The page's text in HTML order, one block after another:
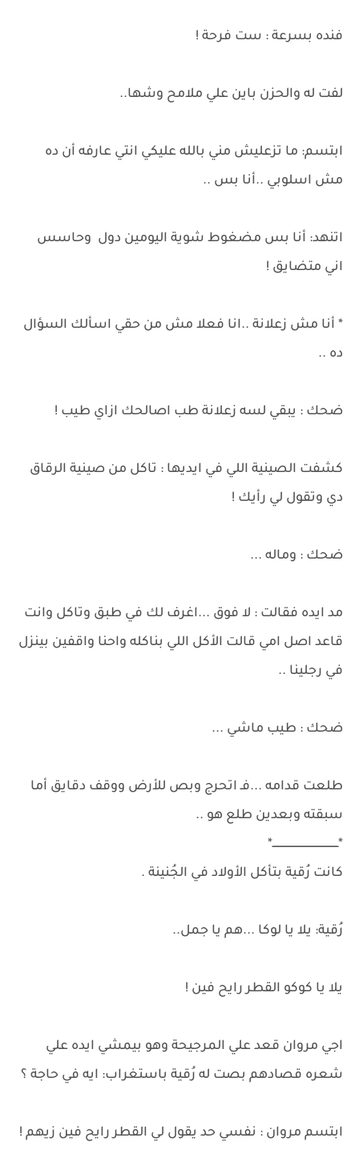
فنده بسرعة : ست فرحة !
لفت له والحزن باين علي ملامح وشها..
ابتسم: ما تزعليش مني بالله عليكي انتي عارفه أن ده
مش اسلوبي ..أنا بس ..
اتنهد: أنا بس مضغوط شوية اليومين دول وحاسس
اني متضايق !
* أنا مش زعلانة ..انا فعلا مش من حقي اسألك السؤال
ده ..
ضحك : يبقي لسه زعلانة طب اصالحك ازاي طيب !
كشفت الصينية اللي في ايديها : تاكل من صينية الرقاق
دي وتقول لي رأيك !
ضحك : وماله ...
مد ايده فقالت : لا فوق ...اغرف لك في طبق وتاكل وانت
قاعد اصل امي قالت الأكل اللي بناكله واحنا واقفين بينزل
في رجلينا ..
ضحك : طيب ماشي ...
طلعت قدامه ...فـ اتحرج وبص للأرض ووقف دقايق أما
سبقته وبعدين طلع هو ..
*ـــــــــــــــــــــــــــــــــــــــــ*
كانت رُقية بتأكل الأولاد في الجُنينة .
رُقية: يلا يا لوكا ...هم يا جمل..
يلا يا كوكو القطر رايح فين !
اجي مروان قعد علي المرجيحة وهو بيمشي ايده علي
شعره قصادهم بصت له رُقية باستغراب: ايه في حاجة ؟
ابتسم مروان : نفسي حد يقول لي القطر رايح فين زيهم !